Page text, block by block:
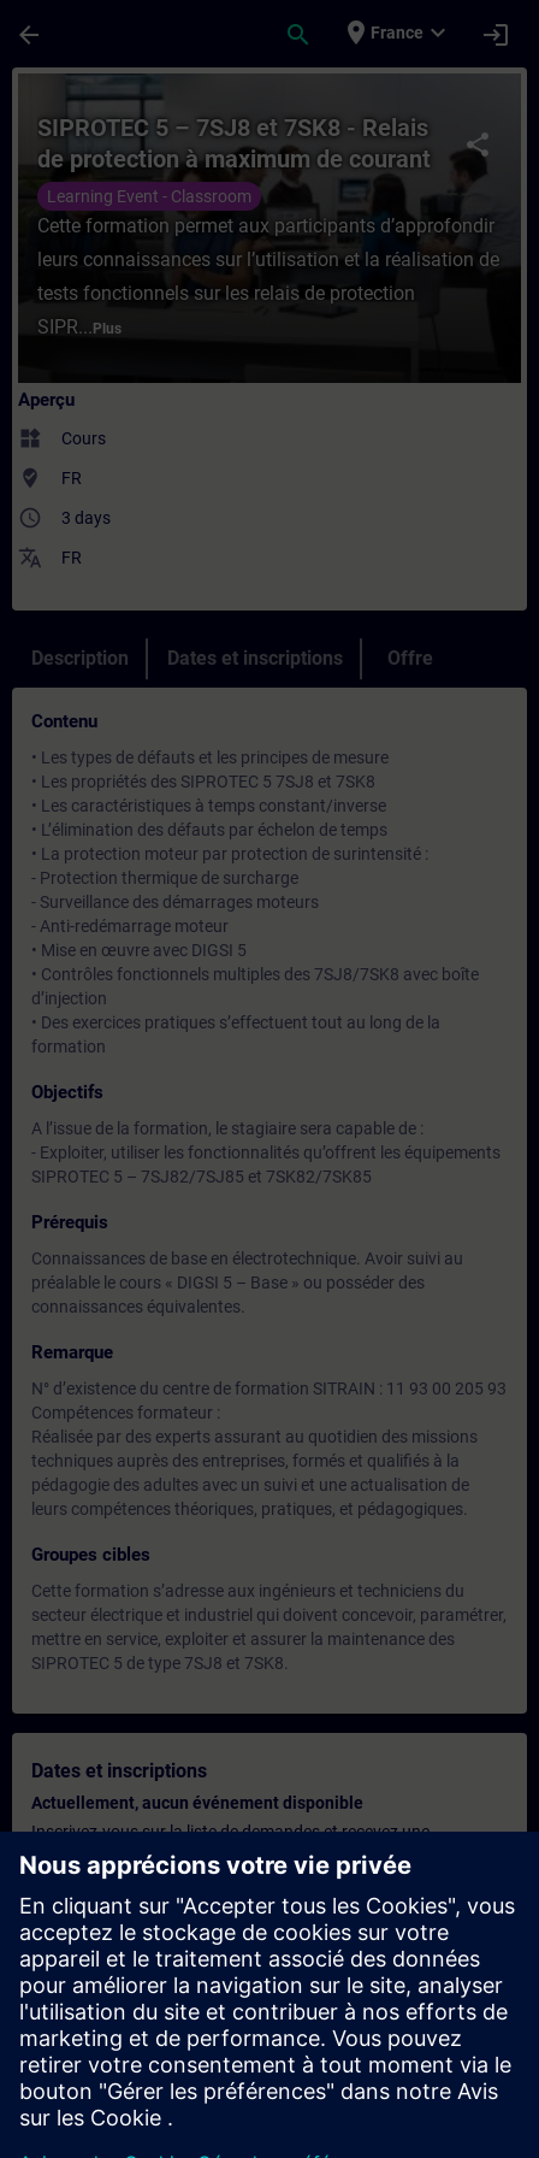
arrow_back search place France expand_more login
Cours - SIPROTEC 5 – 7SJ8 et 7SK8 -
share
SIPROTEC 5 – 7SJ8 et 7SK8 - Relais
de protection à maximum de courant
et protection moteur
Learning Event - Classroom
Cette formation permet aux participants d’approfondir
leurs connaissances sur l’utilisation et la réalisation de
tests fonctionnels sur les relais de protection
SIPR... Plus
Aperçu
widgets Cours
where_to_vote FR
access_time 3 days
translate FR
Description Dates et inscriptions Offre
Contenu
• Les types de défauts et les principes de mesure
• Les propriétés des SIPROTEC 5 7SJ8 et 7SK8
• Les caractéristiques à temps constant/inverse
• L’élimination des défauts par échelon de temps
• La protection moteur par protection de surintensité :
- Protection thermique de surcharge
- Surveillance des démarrages moteurs
- Anti-redémarrage moteur
• Mise en œuvre avec DIGSI 5
• Contrôles fonctionnels multiples des 7SJ8/7SK8 avec boîte
d’injection
• Des exercices pratiques s’effectuent tout au long de la
formation
Objectifs
A l’issue de la formation, le stagiaire sera capable de :
- Exploiter, utiliser les fonctionnalités qu’offrent les équipements
SIPROTEC 5 – 7SJ82/7SJ85 et 7SK82/7SK85
Prérequis
Connaissances de base en électrotechnique. Avoir suivi au
préalable le cours « DIGSI 5 – Base » ou posséder des
connaissances équivalentes.
Remarque
N° d’existence du centre de formation SITRAIN : 11 93 00 205 93
Compétences formateur :
Réalisée par des experts assurant au quotidien des missions
techniques auprès des entreprises, formés et qualifiés à la
pédagogie des adultes avec un suivi et une actualisation de
leurs compétences théoriques, pratiques, et pédagogiques.
Groupes cibles
Cette formation s’adresse aux ingénieurs et techniciens du
secteur électrique et industriel qui doivent concevoir, paramétrer,
mettre en service, exploiter et assurer la maintenance des
SIPROTEC 5 de type 7SJ8 et 7SK8.
Dates et inscriptions
Actuellement, aucun événement disponible
Inscrivez-vous sur la liste de demandes et recevez une
notification dès que de nouvelles dates sont disponibles.
Activer le service de notification
Offre personnalisée
Vous avez besoin d'une offre personnalisée ? Après avoir fourni
vos données personnelles, nous vous enverrons immédiatement
une offre personnalisée à votre adresse électronique.
Envoyez une offre personnelle